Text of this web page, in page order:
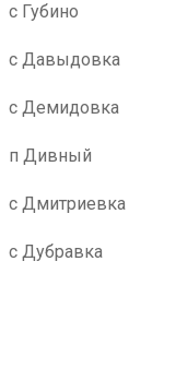
с Губино
с Давыдовка
с Демидовка
п Дивный
с Дмитриевка
с Дубравка